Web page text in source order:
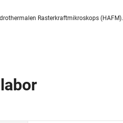
Rasterkraftmikroskops (HAFM).